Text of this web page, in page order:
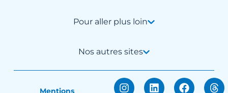
Pour aller plus loin
Nos autres sites
Mentions